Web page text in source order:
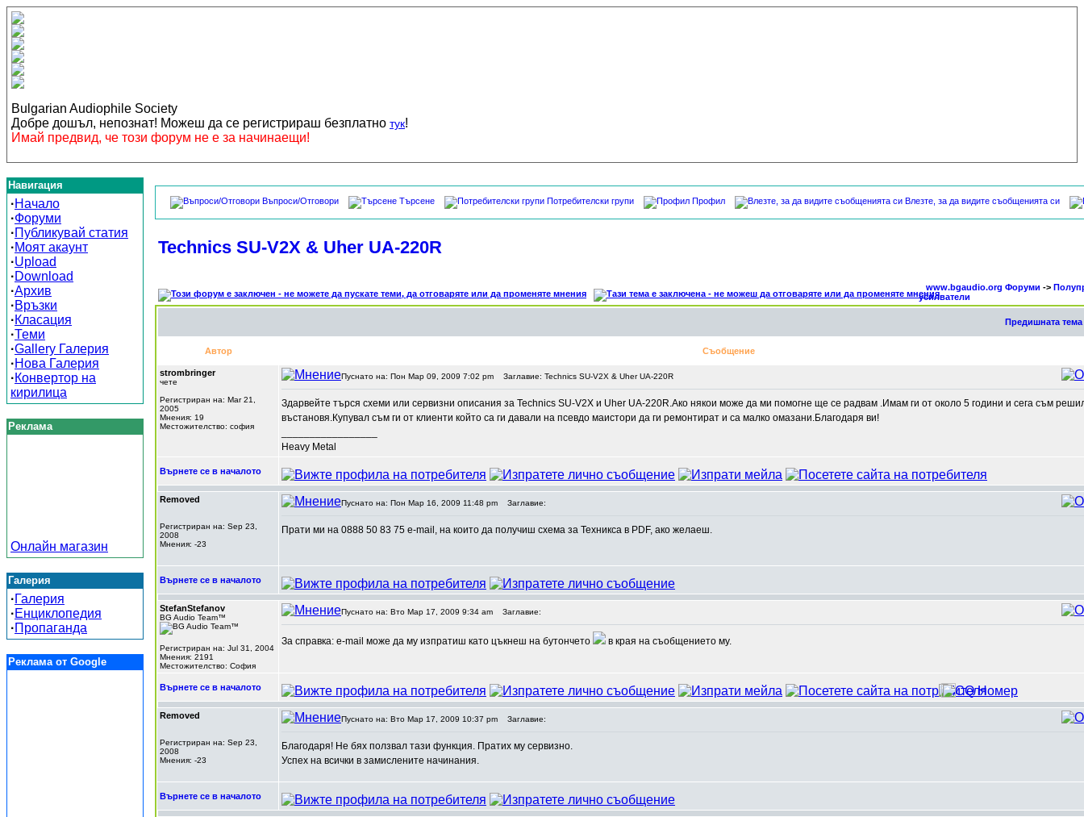
Bulgarian Audiophile Society
Добре дошъл, непознат! Можеш да се регистрираш безплатно тук!
Имай предвид, че този форум не е за начинаещи!
Навигация
·Начало
·Форуми
·Публикувай статия
·Моят акаунт
·Upload
·Download
·Архив
·Връзки
·Класация
·Теми
·Gallery Галерия
·Нова Галерия
·Конвертор на
кирилица
Реклама
Онлайн магазин
Галерия
·Галерия
·Енциклопедия
·Пропаганда
Реклама от Google
Въпроси/Отговори Търсене Потребителски групи Профил Влезте, за да видите съобщенията си
Technics SU-V2X & Uher UA-220R
www.bgaudio.org Форуми ->
усилватели
Предишната тема
Автор Съобщение
strombringer
чете
Регистриран на: Mar 21,
2005
Мнения: 19
Местожителство: софия
Пуснато на: Пон Мар 09, 2009 7:02 pm Заглавие: Technics SU-V2X & Uher UA-220R
Здарвейте търся схеми или сервизни описания за Technics SU-V2X и Uher UA-220R.Ако някои може да ми помогне ще се радвам .Имам ги от около 5 години и сега съм
въстановя.Купувал съм ги от клиенти който са ги давали на псевдо маистори да ги ремонтират и са малко омазани.Благодаря ви!
Heavy Metal
Върнете се в началото
Removed
Регистриран на: Sep 23,
2008
Мнения: -23
Пуснато на: Пон Мар 16, 2009 11:48 pm Заглавие:
Прати ми на 0888 50 83 75 e-mail, на които да получиш схема за Техникса в PDF, ако желаеш.
Върнете се в началото
StefanStefanov
BG Audio Team™
Регистриран на: Jul 31, 2004
Мнения: 2191
Местожителство: София
Пуснато на: Вто Мар 17, 2009 9:34 am Заглавие:
За справка: e-mail може да му изпратиш като цъкнеш на бутончето в края на съобщението му.
Върнете се в началото
Removed
Регистриран на: Sep 23,
2008
Мнения: -23
Пуснато на: Вто Мар 17, 2009 10:37 pm Заглавие:
Благодаря! Не бях ползвал тази функция. Пратих му сервизно.
Успех на всички в замислените начинания.
Върнете се в началото